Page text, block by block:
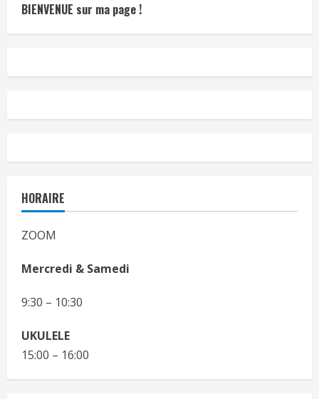
BIENVENUE sur ma page !
HORAIRE
ZOOM
Mercredi & Samedi
9:30 – 10:30
UKULELE
15:00 – 16:00